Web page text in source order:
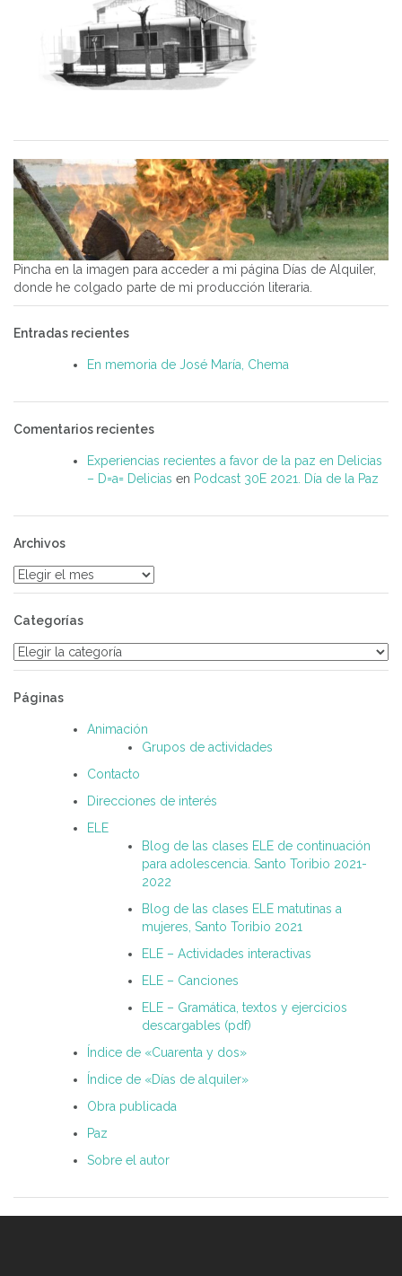
Pincha en la imagen para acceder a mi página Días de Alquiler,
donde he colgado parte de mi producción literaria.
Entradas recientes
En memoria de José María, Chema
Comentarios recientes
Experiencias recientes a favor de la paz en Delicias
– D=a= Delicias en Podcast 30E 2021. Día de la Paz
Archivos
Archivos
Categorías
Categorías
Páginas
Animación
Grupos de actividades
Contacto
Direcciones de interés
ELE
Blog de las clases ELE de continuación
para adolescencia. Santo Toribio 2021-
2022
Blog de las clases ELE matutinas a
mujeres, Santo Toribio 2021
ELE – Actividades interactivas
ELE – Canciones
ELE – Gramática, textos y ejercicios
descargables (pdf)
Índice de «Cuarenta y dos»
Índice de «Días de alquiler»
Obra publicada
Paz
Sobre el autor